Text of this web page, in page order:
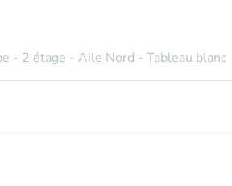
- 2 étage - Aile Nord - Tableau blanc